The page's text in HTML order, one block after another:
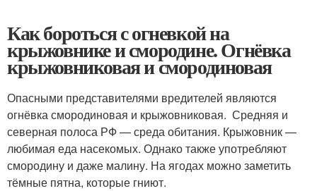
Как бороться с огневкой на
крыжовнике и смородине. Огнёвка
крыжовниковая и смородиновая
Опасными представителями вредителей являются
огнёвка смородиновая и крыжовниковая. Средняя и
северная полоса РФ — среда обитания. Крыжовник —
любимая еда насекомых. Однако также употребляют
смородину и даже малину. На ягодах можно заметить
тёмные пятна, которые гниют.